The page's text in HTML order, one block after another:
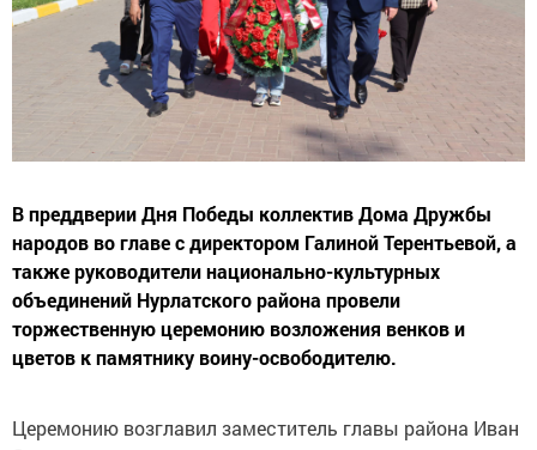
В преддверии Дня Победы коллектив Дома Дружбы
народов во главе с директором Галиной Терентьевой, а
также руководители национально-культурных
объединений Нурлатского района провели
торжественную церемонию возложения венков и
цветов к памятнику воину-освободителю.
Церемонию возглавил заместитель главы района Иван